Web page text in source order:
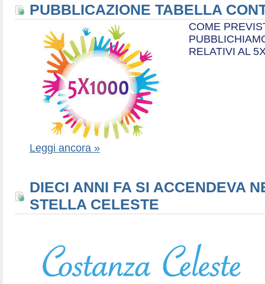
PUBBLICAZIONE TABELLA
COME
RELATIVI AL
Leggi ancora »
DIECI ANNI FA SI ACCENDEVA
STELLA CELESTE